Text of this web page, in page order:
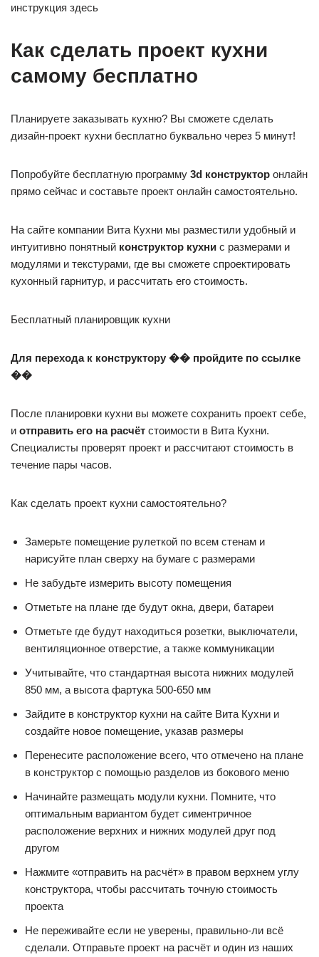
инструкция здесь
Как сделать проект кухни
самому бесплатно
Планируете заказывать кухню? Вы сможете сделать
дизайн-проект кухни бесплатно буквально через 5 минут!
Попробуйте бесплатную программу 3d конструктор онлайн
прямо сейчас и составьте проект онлайн самостоятельно.
На сайте компании Вита Кухни мы разместили удобный и
интуитивно понятный конструктор кухни с размерами и
модулями и текстурами, где вы сможете спроектировать
кухонный гарнитур, и рассчитать его стоимость.
Бесплатный планировщик кухни
Для перехода к конструктору �� пройдите по ссылке
��
После планировки кухни вы можете сохранить проект себе,
и отправить его на расчёт стоимости в Вита Кухни.
Специалисты проверят проект и рассчитают стоимость в
течение пары часов.
Как сделать проект кухни самостоятельно?
Замерьте помещение рулеткой по всем стенам и
нарисуйте план сверху на бумаге с размерами
Не забудьте измерить высоту помещения
Отметьте на плане где будут окна, двери, батареи
Отметьте где будут находиться розетки, выключатели,
вентиляционное отверстие, а также коммуникации
Учитывайте, что стандартная высота нижних модулей
850 мм, а высота фартука 500-650 мм
Зайдите в конструктор кухни на сайте Вита Кухни и
создайте новое помещение, указав размеры
Перенесите расположение всего, что отмечено на плане
в конструктор с помощью разделов из бокового меню
Начинайте размещать модули кухни. Помните, что
оптимальным вариантом будет симентричное
расположение верхних и нижних модулей друг под
другом
Нажмите «отправить на расчёт» в правом верхнем углу
конструктора, чтобы рассчитать точную стоимость
проекта
Не переживайте если не уверены, правильно-ли всё
сделали. Отправьте проект на расчёт и один из наших